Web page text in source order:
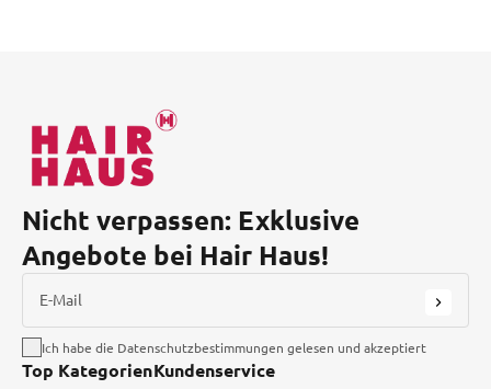
Nicht verpassen: Exklusive
Angebote bei Hair Haus!
E-Mail
Ich habe die Datenschutzbestimmungen gelesen und akzeptiert
Top KategorienKundenservice